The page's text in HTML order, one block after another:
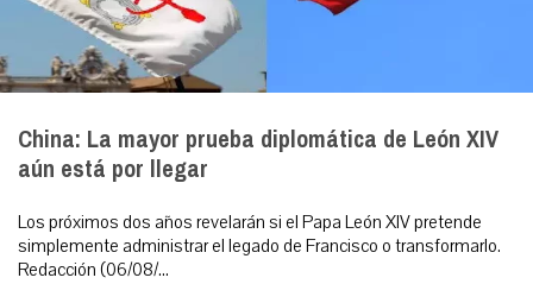
China: La mayor prueba diplomática de León XIV
aún está por llegar
Los próximos dos años revelarán si el Papa León XIV pretende
simplemente administrar el legado de Francisco o transformarlo.
Redacción (06/08/...